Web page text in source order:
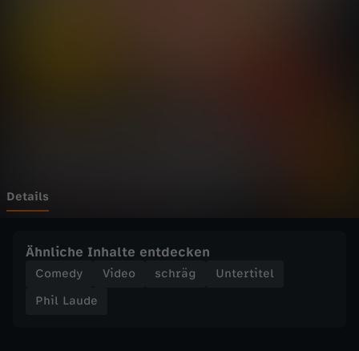
n
d
Details
Ähnliche Inhalte entdecken
Comedy Video schräg
Untertitel
Phil Laude